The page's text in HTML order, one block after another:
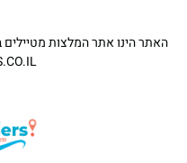
האתר הינו אתר המלצות מטיילים